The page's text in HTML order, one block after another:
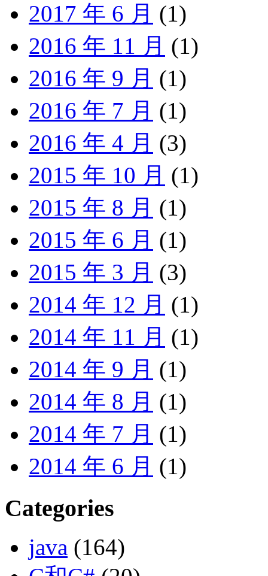
2017 年 6 月 (1)
2016 年 11 月 (1)
2016 年 9 月 (1)
2016 年 7 月 (1)
2016 年 4 月 (3)
2015 年 10 月 (1)
2015 年 8 月 (1)
2015 年 6 月 (1)
2015 年 3 月 (3)
2014 年 12 月 (1)
2014 年 11 月 (1)
2014 年 9 月 (1)
2014 年 8 月 (1)
2014 年 7 月 (1)
2014 年 6 月 (1)
Categories
java (164)